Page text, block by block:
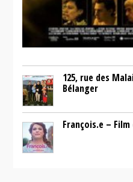
125, rue des
Bélanger
François.e –